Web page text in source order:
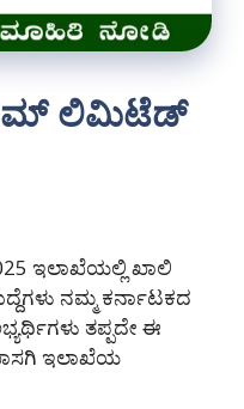
ನಿಗಮ್ ಲಿಮಿಟೆಡ್
ಇಲಾಖೆಯಲ್ಲಿ ಖಾಲಿ
ನಮ್ಮ ಕರ್ನಾಟಕದ
ತಪ್ಪದೇ ಈ
ಇಲಾಖೆಯ